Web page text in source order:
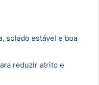
solado estável e boa
reduzir atrito e